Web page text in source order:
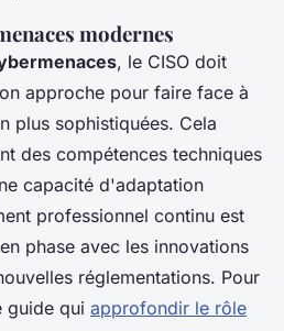
modernes
, le CISO doit
approche pour faire face à
plus sophistiquées. Cela
des compétences techniques
capacité d'adaptation
professionnel continu est
phase avec les innovations
réglementations. Pour
guide qui approfondir le rôle